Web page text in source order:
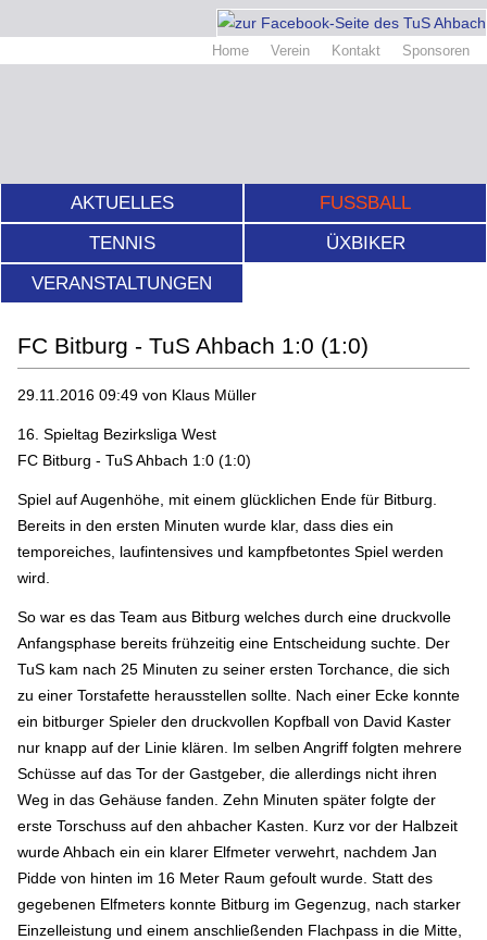
Home Verein Kontakt Sponsoren
AKTUELLES
FUSSBALL
TENNIS
ÜXBIKER
VERANSTALTUNGEN
FC Bitburg - TuS Ahbach 1:0 (1:0)
29.11.2016 09:49 von Klaus Müller
16. Spieltag Bezirksliga West
FC Bitburg - TuS Ahbach 1:0 (1:0)
Spiel auf Augenhöhe, mit einem glücklichen Ende für Bitburg.
Bereits in den ersten Minuten wurde klar, dass dies ein
temporeiches, laufintensives und kampfbetontes Spiel werden
wird.
So war es das Team aus Bitburg welches durch eine druckvolle
Anfangsphase bereits frühzeitig eine Entscheidung suchte. Der
TuS kam nach 25 Minuten zu seiner ersten Torchance, die sich
zu einer Torstafette herausstellen sollte. Nach einer Ecke konnte
ein bitburger Spieler den druckvollen Kopfball von David Kaster
nur knapp auf der Linie klären. Im selben Angriff folgten mehrere
Schüsse auf das Tor der Gastgeber, die allerdings nicht ihren
Weg in das Gehäuse fanden. Zehn Minuten später folgte der
erste Torschuss auf den ahbacher Kasten. Kurz vor der Halbzeit
wurde Ahbach ein ein klarer Elfmeter verwehrt, nachdem Jan
Pidde von hinten im 16 Meter Raum gefoult wurde. Statt des
gegebenen Elfmeters konnte Bitburg im Gegenzug, nach starker
Einzelleistung und einem anschließenden Flachpass in die Mitte,